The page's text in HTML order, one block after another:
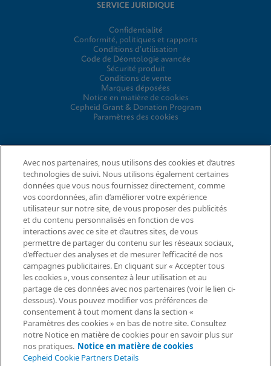
SERVICE JURIDIQUE
Confidentialité
Conformité, politiques et rapports
Conditions d’utilisation
Code de Déontologie avancée
Sécurité produit
Conditions de vente
Marques déposées
Notice en matière de cookies
Cepheid Grant & Donation Program
Paramètres des cookies
Contrat de traitement des données
Conditions générales relatives à la sécurité de l’information
© 2026 Cepheid. Cepheid®, le logo Cepheid, GeneXpert®,
Xpert® et I-CORE® sont des marques commerciales de Cepheid
enregistrées aux États-Unis et dans d’autres pays.
Avec nos partenaires, nous utilisons des cookies et d’autres
technologies de suivi. Nous utilisons également certaines
données que vous nous fournissez directement, comme
vos coordonnées, afin d’améliorer votre expérience
utilisateur sur notre site, de vous proposer des publicités
et du contenu personnalisés en fonction de vos
interactions avec ce site et d’autres sites, de vous
permettre de partager du contenu sur les réseaux sociaux,
d’effectuer des analyses et de mesurer l’efficacité de nos
campagnes publicitaires. En cliquant sur « Accepter tous
les cookies », vous consentez à leur utilisation et au
partage de ces données avec nos partenaires (voir le lien ci-
dessous). Vous pouvez modifier vos préférences de
consentement à tout moment dans la section «
Paramètres des cookies » en bas de notre site. Consultez
notre Notice en matière de cookies pour en savoir plus sur
nos pratiques. Notice en matière de cookies
Cepheid Cookie Partners Details